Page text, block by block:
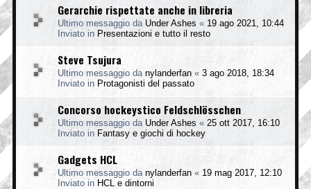
Gerarchie rispettate anche in libreria
Ultimo messaggio da Under Ashes « 19 ago 2021, 10:44
Inviato in Presentazioni e tutto il resto
Steve Tsujura
Ultimo messaggio da nylanderfan « 3 ago 2018, 18:34
Inviato in Protagonisti del passato
Concorso hockeystico Feldschlösschen
Ultimo messaggio da Under Ashes « 25 ott 2017, 16:10
Inviato in Fantasy e giochi di hockey
Gadgets HCL
Ultimo messaggio da nylanderfan « 19 mag 2017, 12:10
Inviato in HCL e dintorni